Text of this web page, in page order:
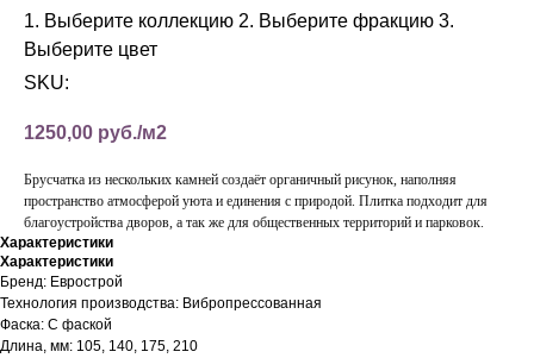
1. Выберите коллекцию 2. Выберите фракцию 3.
Выберите цвет
SKU:
1250,00 руб./м2
Брусчатка из нескольких камней создаёт органичный рисунок, наполняя
пространство атмосферой уюта и единения с природой. Плитка подходит для
благоустройства дворов, а так же для общественных территорий и парковок.
Характеристики
Характеристики
Бренд: Еврострой
Технология производства: Вибропрессованная
Фаска: С фаской
Длина, мм: 105, 140, 175, 210